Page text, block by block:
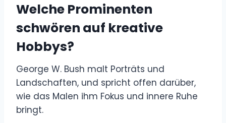
Welche Prominenten
schwören auf kreative
Hobbys?
George W. Bush malt Porträts und
Landschaften, und spricht offen darüber,
wie das Malen ihm Fokus und innere Ruhe
bringt.